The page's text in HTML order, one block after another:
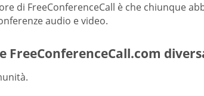
di FreeConferenceCall è che chiunque
audio e video.
FreeConferenceCall.com